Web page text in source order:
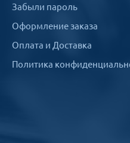
Забыли пароль
Оформление заказа
Оплата и Доставка
Политика